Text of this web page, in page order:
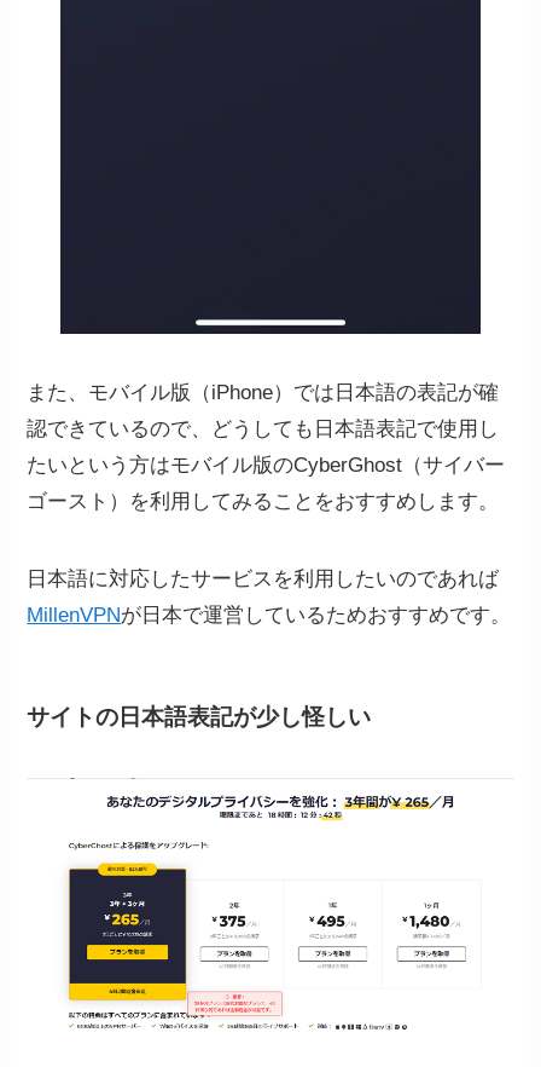
また、モバイル版（iPhone）では日本語の表記が確
認できているので、どうしても日本語表記で使用し
たいという方はモバイル版のCyberGhost（サイバー
ゴースト）を利用してみることをおすすめします。
日本語に対応したサービスを利用したいのであれば
MillenVPNが日本で運営しているためおすすめです。
サイトの日本語表記が少し怪しい